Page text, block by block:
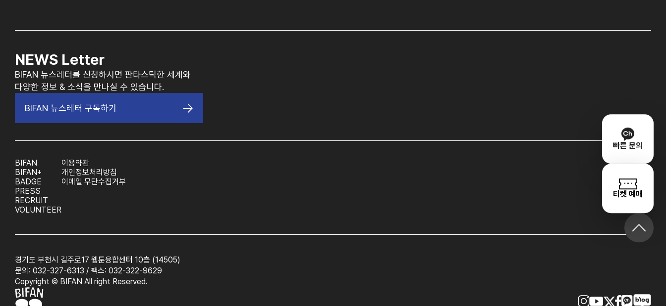
빠른 문의
티켓 예매
NEWS Letter
BIFAN 뉴스레터를 신청하시면 판타스틱한 세계와
다양한 정보 & 소식을 만나실 수 있습니다.
BIFAN 뉴스레터 구독하기
BIFAN
BIFAN+
BADGE
PRESS
RECRUIT
VOLUNTEER
이용약관
개인정보처리방침
이메일 무단수집거부
경기도 부천시 길주로17 웹툰융합센터 10층 (14505)
문의: 032-327-6313 / 팩스: 032-322-9629
Copyright © BIFAN All right Reserved.